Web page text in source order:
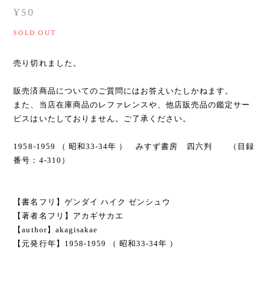
¥50
SOLD OUT
売り切れました。
販売済商品についてのご質問にはお答えいたしかねます。
また、当店在庫商品のレファレンスや、他店販売品の鑑定サー
ビスはいたしておりません。ご了承ください。
1958-1959 （ 昭和33-34年 ） みすず書房 四六判 （目録
番号：4-310）
【書名フリ】ゲンダイ ハイク ゼンシュウ
【著者名フリ】アカギサカエ
【author】akagisakae
【元発行年】1958-1959 （ 昭和33-34年 ）